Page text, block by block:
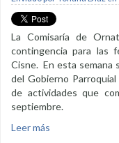
La Comisaría de
contingencia para las
Cisne. En esta semana
del Gobierno
de actividades que
septiembre.
Leer más